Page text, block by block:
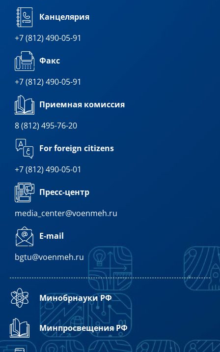
Канцелярия
+7 (812) 490-05-91
Факс
+7 (812) 490-05-91
Приемная комиссия
8 (812) 495-76-20
For foreign citizens
+7 (812) 490-05-01
Пресс-центр
media_center@voenmeh.ru
E-mail
bgtu@voenmeh.ru
Минобрнауки РФ
Минпросвещения РФ